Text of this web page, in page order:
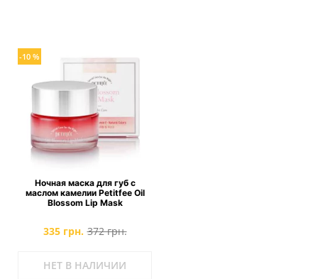
-10 %
Ночная маска для губ с
маслом камелии Petitfee Oil
Blossom Lip Mask
335 грн. 372 грн.
НЕТ В НАЛИЧИИ